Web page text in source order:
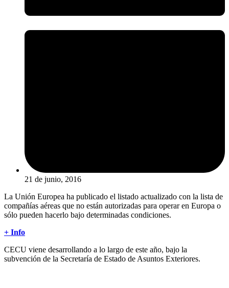
21 de junio, 2016
La Unión Europea ha publicado el listado actualizado con la lista de
compañías aéreas que no están autorizadas para operar en Europa o
sólo pueden hacerlo bajo determinadas condiciones.
+ Info
CECU viene desarrollando a lo largo de este año, bajo la
subvención de la Secretaría de Estado de Asuntos Exteriores.